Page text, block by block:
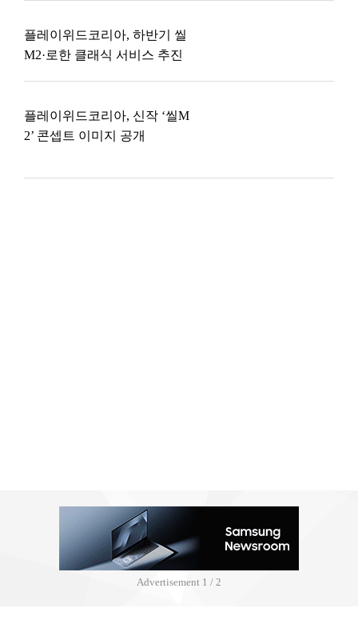
플레이위드코리아, 하반기 씰
M2·로한 클래식 서비스 추진
플레이위드코리아, 신작 ‘씰M
2’ 콘셉트 이미지 공개
Advertisement 2 / 2